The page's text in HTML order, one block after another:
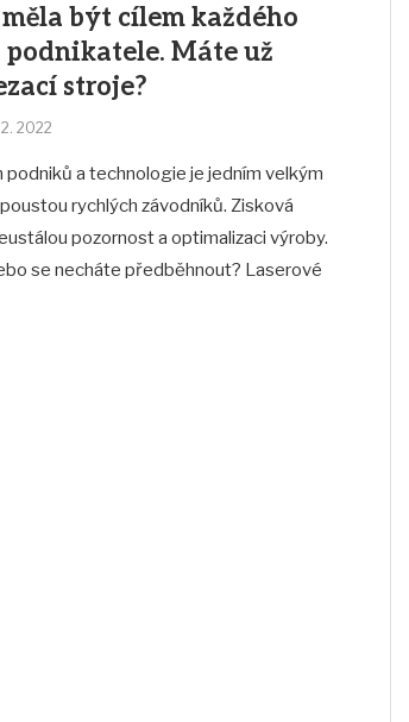
být cílem každého
podnikatele. Máte už
stroje?
2. 2022
podniků a technologie je jedním velkým
rychlých závodníků. Zisková
pozornost a optimalizaci výroby.
se necháte předběhnout? Laserové